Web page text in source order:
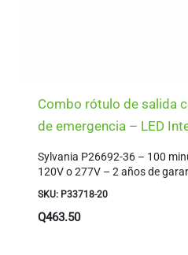
Combo rótulo de salida
de emergencia – LED
Sylvania P26692-36 – 100
120V o 277V – 2 años de
SKU: P33718-20
Q463.50